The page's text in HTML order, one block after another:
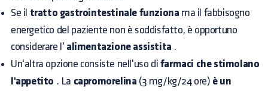
Se il tratto gastrointestinale funziona ma il fabbisogno
energetico del paziente non è soddisfatto, è opportuno
considerare l' alimentazione assistita .
Un'altra opzione consiste nell'uso di farmaci che stimolano
l'appetito . La capromorelina (3 mg/kg/24 ore) è un